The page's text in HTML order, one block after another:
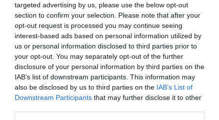
targeted advertising by us, please use the below opt-out
section to confirm your selection. Please note that after your
opt-out request is processed you may continue seeing
interest-based ads based on personal information utilized by
us or personal information disclosed to third parties prior to
your opt-out. You may separately opt-out of the further
disclosure of your personal information by third parties on the
IAB’s list of downstream participants. This information may
also be disclosed by us to third parties on the IAB’s List of
Downstream Participants that may further disclose it to other
04.08.2026 | 15:02
Αυτή την ώρα το τελευταίο «αντίο» στον πρώην
υπουργό Ι.Βαρβιτσιώτη (φωτο)